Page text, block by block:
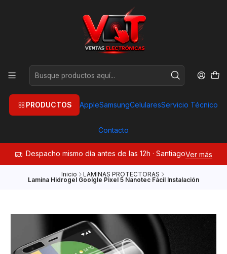
PRODUCTOS AppleSamsungCelularesServicio Técnico
Contacto
Despacho mismo día antes de las 12h · SantiagoVer más
Inicio LAMINAS PROTECTORAS
Lamina Hidrogel Goolgle Pixel 5 Nanotec Fácil Instalación